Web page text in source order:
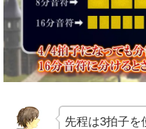
先程は3拍子を